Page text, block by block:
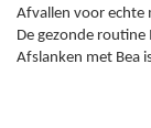
Afvallen voor echte
De gezonde
Afslanken met Bea